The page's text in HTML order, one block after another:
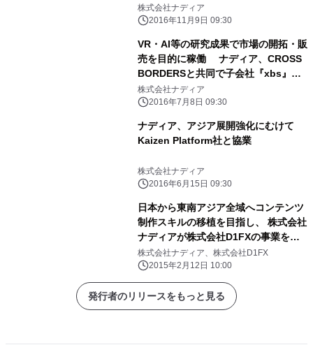
供開始
株式会社ナディア
2016年11月9日 09:30
VR・AI等の研究成果で市場の開拓・販
売を目的に稼働 ナディア、CROSS
BORDERSと共同で子会社『xbs』を
設立
株式会社ナディア
2016年7月8日 09:30
ナディア、アジア展開強化にむけて
Kaizen Platform社と協業
株式会社ナディア
2016年6月15日 09:30
日本から東南アジア全域へコンテンツ
制作スキルの移植を目指し、 株式会社
ナディアが株式会社D1FXの事業を統
合
株式会社ナディア、株式会社D1FX
2015年2月12日 10:00
発行者のリリースをもっと見る